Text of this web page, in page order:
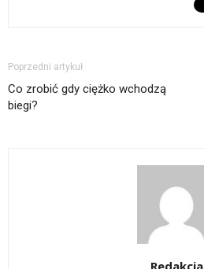
Poprzedni artykuł
Co zrobić gdy ciężko wchodzą
biegi?